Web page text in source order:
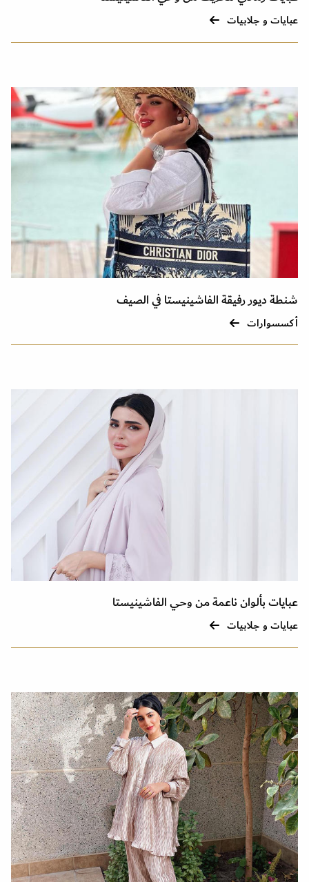
عبايات و جلابيات
شنطة ديور رفيقة الفاشينيستا في الصيف
أكسسوارات
عبايات بألوان ناعمة من وحي الفاشينيستا
عبايات و جلابيات